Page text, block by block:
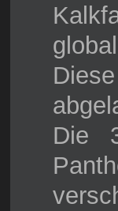
Die